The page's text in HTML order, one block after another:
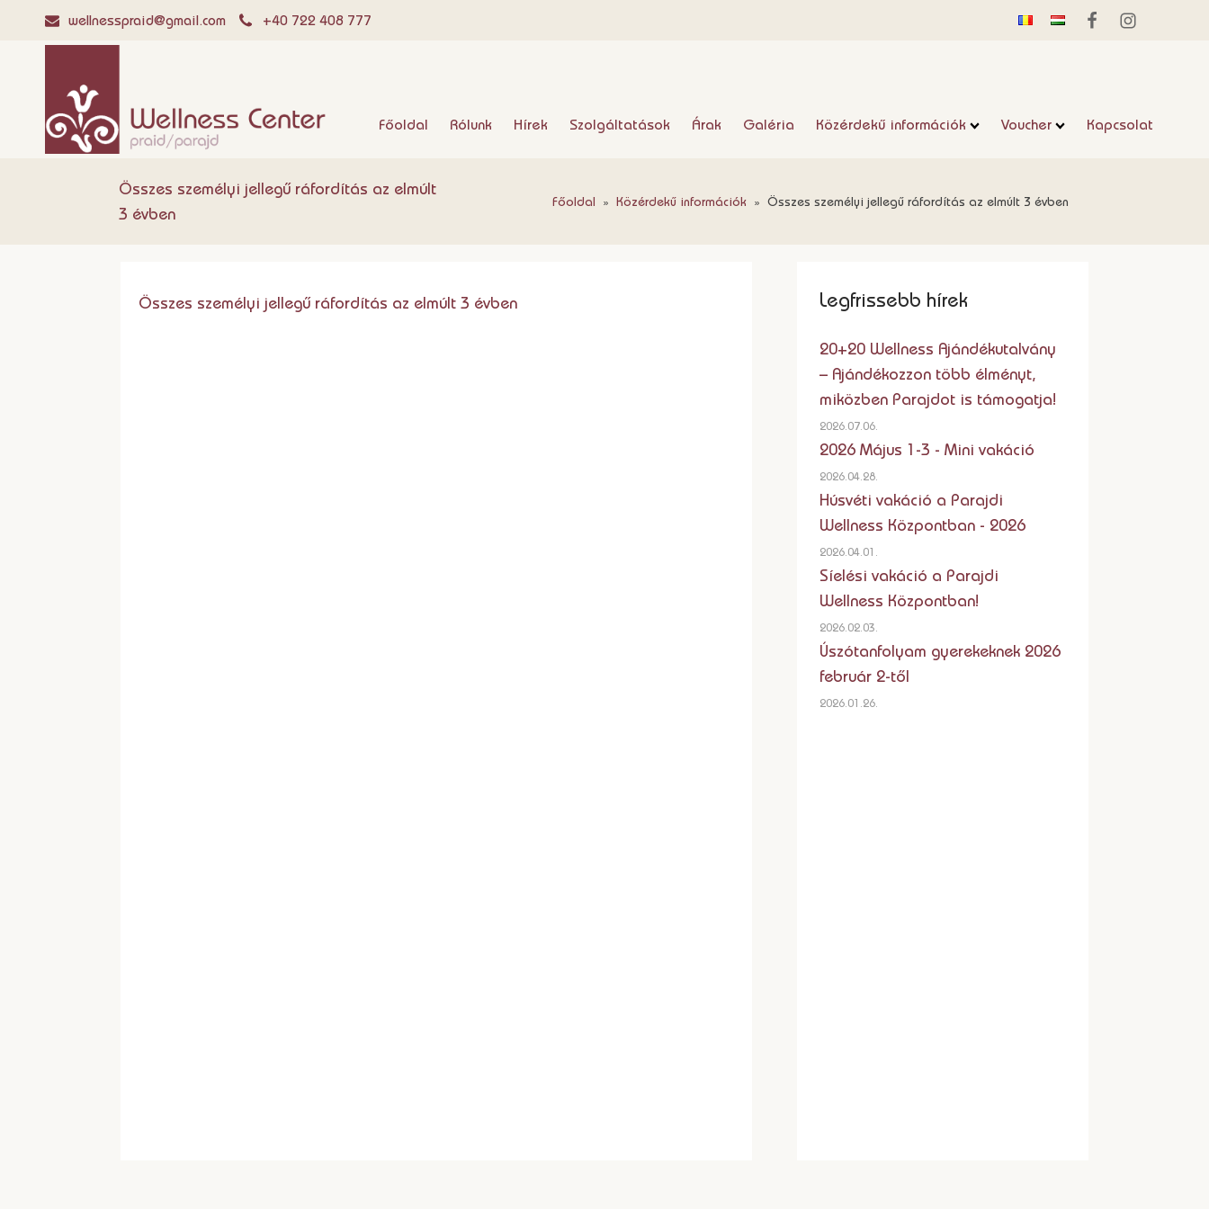
wellnesspraid@gmail.com +40 722 408 777
Főoldal Rólunk Hírek Szolgáltatások Árak Galéria Közérdekű információk Voucher Kapcsolat
Összes személyi jellegű ráfordítás az elmúlt
3 évben
Főoldal » Közérdekű információk » Összes személyi jellegű ráfordítás az elmúlt 3 évben
Összes személyi jellegű ráfordítás az elmúlt 3 évben Legfrissebb hírek
20+20 Wellness Ajándékutalvány
– Ajándékozzon több élményt,
miközben Parajdot is támogatja!
2026.07.06.
2026 Május 1-3 - Mini vakáció
2026.04.28.
Húsvéti vakáció a Parajdi
Wellness Központban - 2026
2026.04.01.
Síelési vakáció a Parajdi
Wellness Központban!
2026.02.03.
Úszótanfolyam gyerekeknek 2026
február 2-től
2026.01.26.